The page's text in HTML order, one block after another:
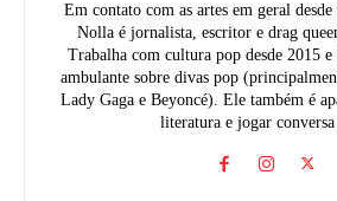
Em contato com as artes em geral
Nolla é jornalista, escritor e drag
Trabalha com cultura pop desde 2015
ambulante sobre divas pop
Lady Gaga e Beyoncé). Ele também é
literatura e jogar